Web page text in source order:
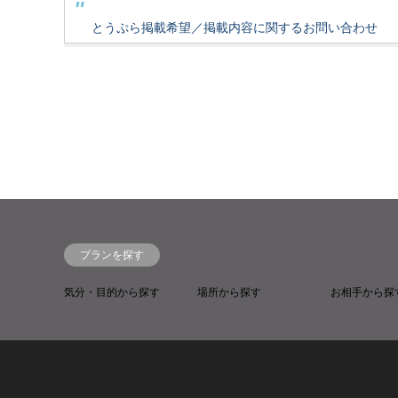
とうぷら掲載希望／掲載内容に関するお問い合わせ
プランを探す
気分・目的から探す 場所から探す お相手から探